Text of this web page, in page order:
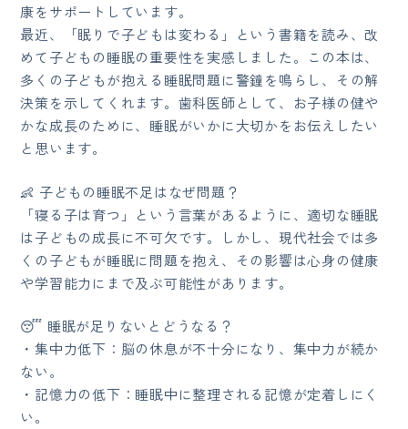
康をサポートしています。
最近、「眠りで子どもは変わる」という書籍を読み、改
めて子どもの睡眠の重要性を実感しました。この本は、
多くの子どもが抱える睡眠問題に警鐘を鳴らし、その解
決策を示してくれます。歯科医師として、お子様の健や
かな成長のために、睡眠がいかに大切かをお伝えしたい
と思います。
👶 子どもの睡眠不足はなぜ問題？
「寝る子は育つ」という言葉があるように、適切な睡眠
は子どもの成長に不可欠です。しかし、現代社会では多
くの子どもが睡眠に問題を抱え、その影響は心身の健康
や学習能力にまで及ぶ可能性があります。
😴 睡眠が足りないとどうなる？
・集中力低下：脳の休息が不十分になり、集中力が続か
ない。
・記憶力の低下：睡眠中に整理される記憶が定着しにく
い。